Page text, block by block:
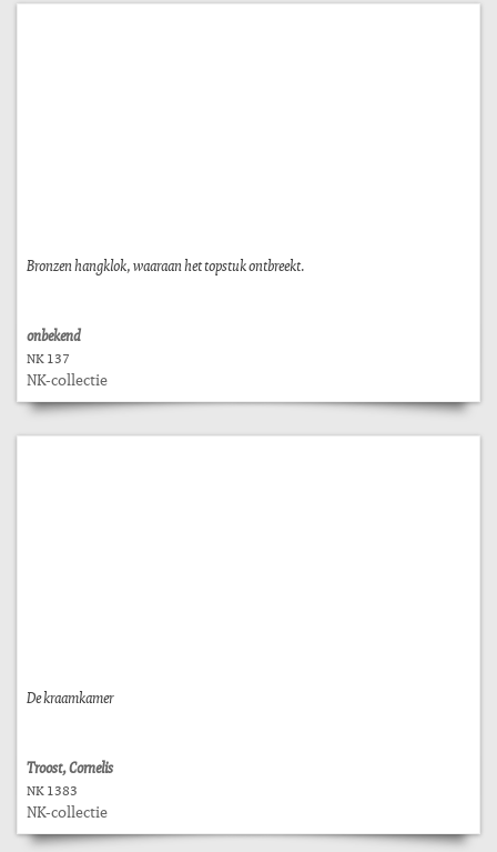
Bronzen hangklok, waaraan het topstuk ontbreekt.
onbekend
NK 137
NK-collectie
De kraamkamer
Troost, Cornelis
NK 1383
NK-collectie